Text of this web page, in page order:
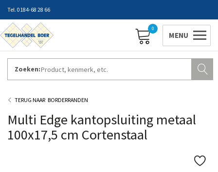
0184-68 28 66
0
Zoeken:
ZAKELIJK INLOGGEN
BORDERRANDEN
Multi Edge kantopsluiting metaal
100x17,5 cm Cortenstaal